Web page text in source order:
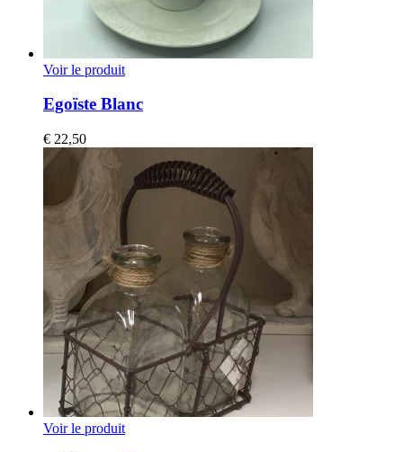
Voir le produit
Egoïste Blanc
€ 22,50
Voir le produit